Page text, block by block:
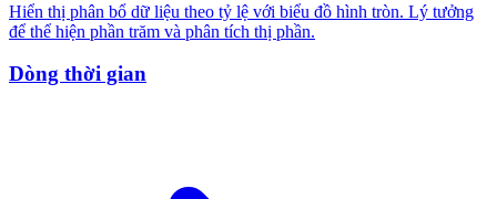
Hiển thị phân bổ dữ liệu theo tỷ lệ với biểu đồ hình tròn. Lý tưởng
để thể hiện phần trăm và phân tích thị phần.
Dòng thời gian